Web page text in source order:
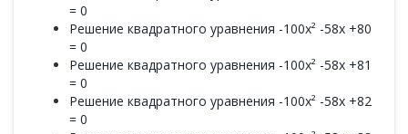
= 0
Решение квадратного уравнения -100x² -58x +80
= 0
Решение квадратного уравнения -100x² -58x +81
= 0
Решение квадратного уравнения -100x² -58x +82
= 0